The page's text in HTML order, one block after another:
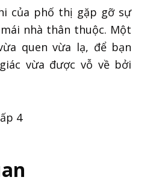
của phố thị gặp gỡ sự
nhà thân thuộc. Một
quen vừa lạ, để bạn
vừa được vỗ về bởi